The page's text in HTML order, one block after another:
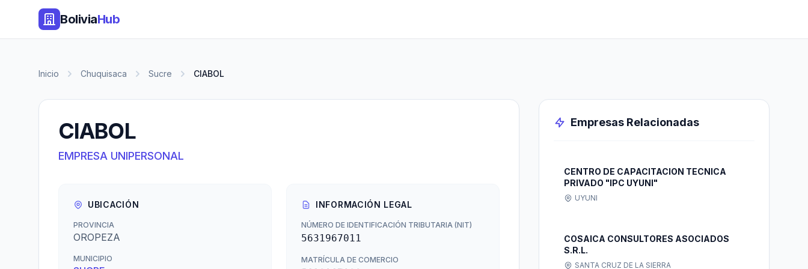
BoliviaHub
Inicio Chuquisaca Sucre CIABOL
CIABOL
EMPRESA UNIPERSONAL
UBICACIÓN
PROVINCIA
OROPEZA
MUNICIPIO
INFORMACIÓN LEGAL
NÚMERO DE IDENTIFICACIÓN TRIBUTARIA (NIT)
5631967011
MATRÍCULA DE COMERCIO
Empresas Relacionadas
CENTRO DE CAPACITACION TECNICA
PRIVADO "IPC UYUNI"
UYUNI
COSAICA CONSULTORES ASOCIADOS
S.R.L.
SANTA CRUZ DE LA SIERRA